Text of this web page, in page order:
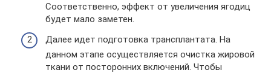
Соответственно, эффект от увеличения ягодиц
будет мало заметен.
Далее идет подготовка трансплантата. На
данном этапе осуществляется очистка жировой
ткани от посторонних включений. Чтобы